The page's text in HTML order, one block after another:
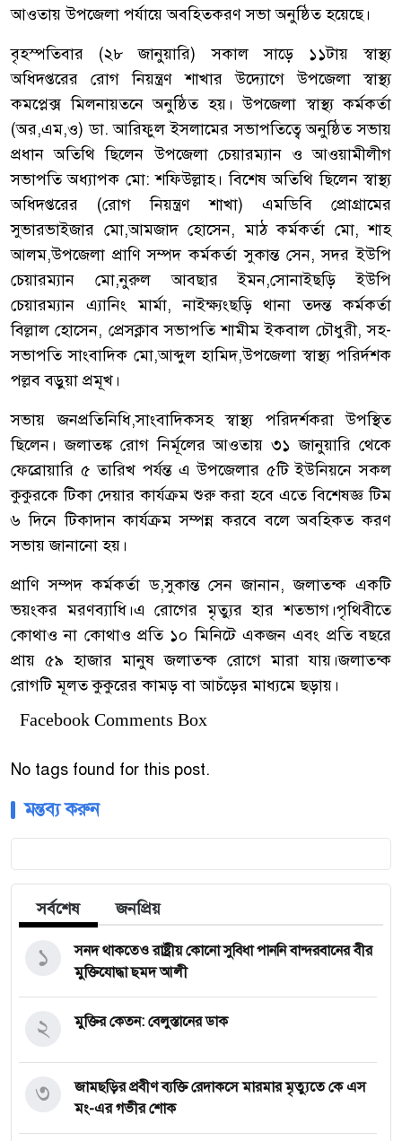
আওতায় উপজেলা পর্যায়ে অবহিতকরণ সভা অনুষ্ঠিত হয়েছে।
বৃহস্পতিবার (২৮ জানুয়ারি) সকাল সাড়ে ১১টায় স্বাস্থ্য
অধিদপ্তরের রোগ নিয়ন্ত্রণ শাখার উদ্যোগে উপজেলা স্বাস্থ্য
কমপ্লেক্স মিলনায়তনে অনুষ্ঠিত হয়। উপজেলা স্বাস্থ্য কর্মকর্তা
(অর,এম,ও) ডা. আরিফুল ইসলামের সভাপতিত্বে অনুষ্ঠিত সভায়
প্রধান অতিথি ছিলেন উপজেলা চেয়ারম্যান ও আওয়ামীলীগ
সভাপতি অধ্যাপক মো: শফিউল্লাহ। বিশেষ অতিথি ছিলেন স্বাস্থ্য
অধিদপ্তরের (রোগ নিয়ন্ত্রণ শাখা) এমডিবি প্রোগ্রামের
সুভারভাইজার মো,আমজাদ হোসেন, মাঠ কর্মকর্তা মো, শাহ
আলম,উপজেলা প্রাণি সম্পদ কর্মকর্তা সুকান্ত সেন, সদর ইউপি
চেয়ারম্যান মো,নুরুল আবছার ইমন,সোনাইছড়ি ইউপি
চেয়ারম্যান এ্যানিং মার্মা, নাইক্ষ্যংছড়ি থানা তদন্ত কর্মকর্তা
বিল্লাল হোসেন, প্রেসক্লাব সভাপতি শামীম ইকবাল চৌধুরী, সহ-
সভাপতি সাংবাদিক মো,আব্দুল হামিদ,উপজেলা স্বাস্থ্য পরির্দশক
পল্লব বড়ুয়া প্রমূখ।
সভায় জনপ্রতিনিধি,সাংবাদিকসহ স্বাস্থ্য পরিদর্শকরা উপস্থিত
ছিলেন। জলাতঙ্ক রোগ নির্মূলের আওতায় ৩১ জানুয়ারি থেকে
ফেব্রোয়ারি ৫ তারিখ পর্যন্ত এ উপজেলার ৫টি ইউনিয়নে সকল
কুকুরকে টিকা দেয়ার কার্যক্রম শুরু করা হবে এতে বিশেষজ্ঞ টিম
৬ দিনে টিকাদান কার্যক্রম সম্পন্ন করবে বলে অবহিকত করণ
সভায় জানানো হয়।
প্রাণি সম্পদ কর্মকর্তা ড,সুকান্ত সেন জানান, জলাতন্ক একটি
ভয়ংকর মরণব্যাধি।এ রোগের মৃত্যুর হার শতভাগ।পৃথিবীতে
কোথাও না কোথাও প্রতি ১০ মিনিটে একজন এবং প্রতি বছরে
প্রায় ৫৯ হাজার মানুষ জলাতন্ক রোগে মারা যায়।জলাতন্ক
রোগটি মূলত কুকুরের কামড় বা আচঁড়ের মাধ্যমে ছড়ায়।
Facebook Comments Box
No tags found for this post.
মন্তব্য করুন
সর্বশেষ জনপ্রিয়
সনদ থাকতেও রাষ্ট্রীয় কোনো সুবিধা পাননি বান্দরবানের বীর
মুক্তিযোদ্ধা ছমদ আলী
১
মুক্তির কেতন: বেলুস্তানের ডাক
২
জামছড়ির প্রবীণ ব্যক্তি রেদাকসে মারমার মৃত্যুতে কে এস
মং-এর গভীর শোক
৩